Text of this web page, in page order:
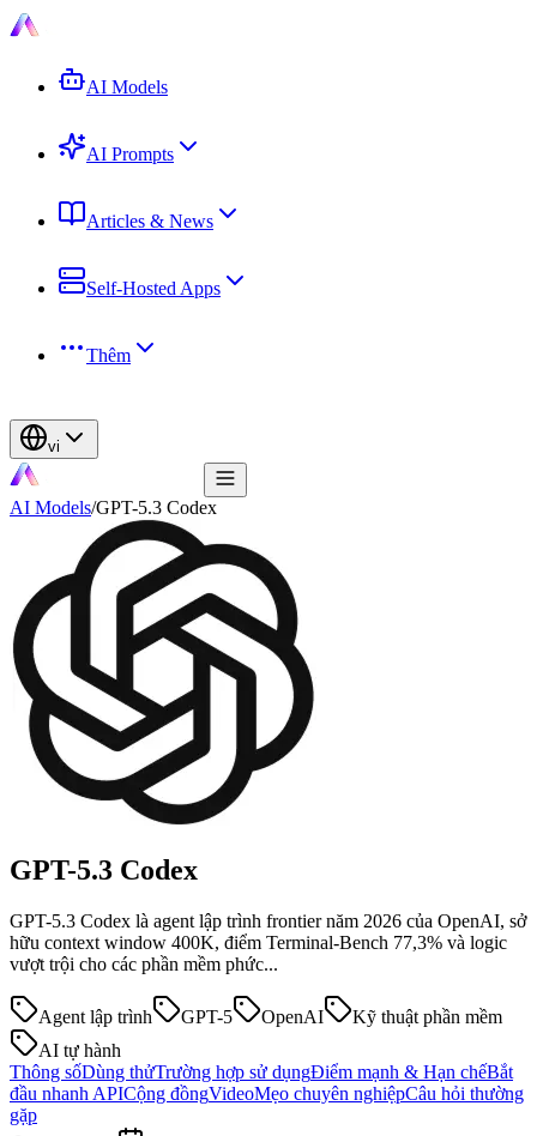
AI Models
AI Prompts
Articles & News
Self-Hosted Apps
Thêm
vi
AI Models/GPT-5.3 Codex
GPT-5.3 Codex
GPT-5.3 Codex là agent lập trình frontier năm 2026 của OpenAI, sở
hữu context window 400K, điểm Terminal-Bench 77,3% và logic
vượt trội cho các phần mềm phức...
Agent lập trình GPT-5 OpenAI
Kỹ thuật phần mềm
AI tự hành
Thông sốDùng thửTrường hợp sử dụngĐiểm mạnh & Hạn chếBắt
đầu nhanh APICộng đồngVideoMẹo chuyên nghiệpCâu hỏi thường
gặp